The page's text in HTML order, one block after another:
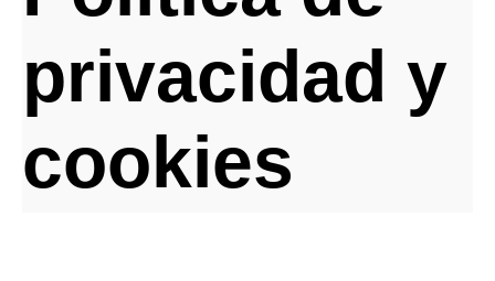
privacidad y
cookies